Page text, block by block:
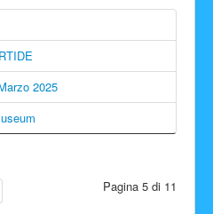
2025
Pagina 5 di 11